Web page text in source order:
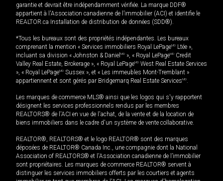
garantie et devrait être indépendamment vérifiée. La marque DDF®
appartient à l'Association canadienne de l’immobilier (ACI) et identifie le
REALTOR.ca Installation de distribution de données (SDD®).
*Tous les bureaux sont des propriétés indépendantes. Les bureaux
comprenant la mention « Services immobiliers Royal LePageMD Ltée »,
incluant sa division « Johnston & Daniel MD », « Royal LePageMD Credit
Valley Real Estate, Brokerage », « Royal LePageMD West Real Estate Services
», « Royal LePageMD Sussex », et « Les immeubles Mont-Tremblant »
appartiennent et sont gérés par Bridgemarq Real Estate ServicesMD.
Les marques de commerce MLS® ainsi que les logos qui s'y rapportent
désignent les services professionnels rendus par les membres
REALTORS® de l'ACI en vue de l'achat, de la vente et de la location de
biens immobiliers dans le cadre d'un système de vente collaborative.
REALTOR®, REALTORS® et le logo REALTOR® sont des marques
déposées de REALTOR® Canada Inc., une compagnie dont la National
Association of REALTORS® et l'Association canadienne de l’immobilier
sont propriétaires. Les marques de commerce REALTOR® servent à
distinguer les services immobiliers offerts par les courtiers et agents